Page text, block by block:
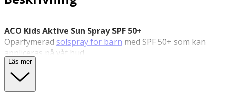
ACO Kids Aktive Sun Spray SPF 50+
Oparfymerad solspray för barn med SPF 50+ som kan
appliceras på våt hud.
Kids Aktive Sun Spray SPF 50+ från ACO är en solspray
särskilt utvecklad för barn. Den ger omedelbart
Läs mer